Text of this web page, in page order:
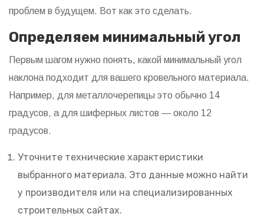
проблем в будущем. Вот как это сделать.
Определяем минимальный угол
Первым шагом нужно понять, какой минимальный угол
наклона подходит для вашего кровельного материала.
Например, для металлочерепицы это обычно 14
градусов, а для шиферных листов — около 12
градусов.
Уточните технические характеристики
выбранного материала. Это данные можно найти
у производителя или на специализированных
строительных сайтах.